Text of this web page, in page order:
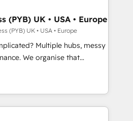
in Johannesburg, Cape
AI visibility coverage
Perplexity, Gemini and
Award - Platform
Impact Award -
(PYB) UK • USA • Europe
(PYB) UK • USA • Europe
Multiple hubs, messy
that
can put HubSpot to work...
help with: • CRM
workflows, and team
from Salesforce, Pipedrive,